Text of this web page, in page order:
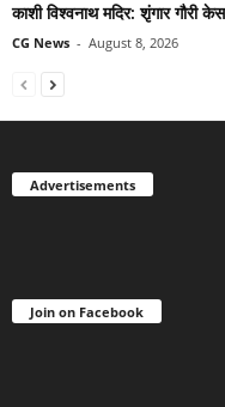
काशी विश्वनाथ मदिर: शृंगार गौरी
CG News - August 8, 2026
Advertisements
Join on Facebook